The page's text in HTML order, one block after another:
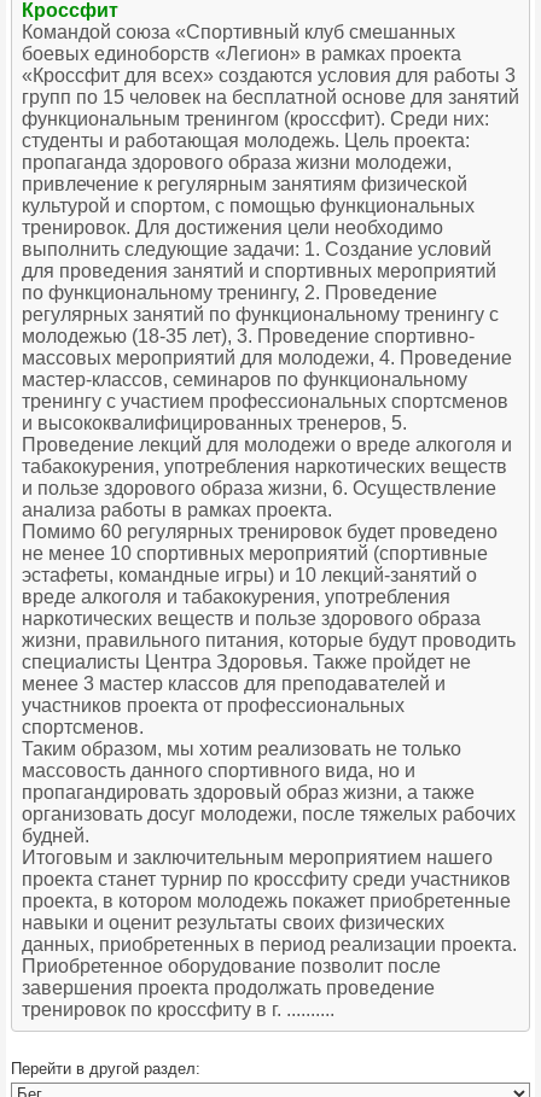
Кроссфит
Командой союза «Спортивный клуб смешанных
боевых единоборств «Легион» в рамках проекта
«Кроссфит для всех» создаются условия для работы 3
групп по 15 человек на бесплатной основе для занятий
функциональным тренингом (кроссфит). Среди них:
студенты и работающая молодежь. Цель проекта:
пропаганда здорового образа жизни молодежи,
привлечение к регулярным занятиям физической
культурой и спортом, с помощью функциональных
тренировок. Для достижения цели необходимо
выполнить следующие задачи: 1. Создание условий
для проведения занятий и спортивных мероприятий
по функциональному тренингу, 2. Проведение
регулярных занятий по функциональному тренингу c
молодежью (18-35 лет), 3. Проведение спортивно-
массовых мероприятий для молодежи, 4. Проведение
мастер-классов, семинаров по функциональному
тренингу с участием профессиональных спортсменов
и высококвалифицированных тренеров, 5.
Проведение лекций для молодежи о вреде алкоголя и
табакокурения, употребления наркотических веществ
и пользе здорового образа жизни, 6. Осуществление
анализа работы в рамках проекта.
Помимо 60 регулярных тренировок будет проведено
не менее 10 спортивных мероприятий (спортивные
эстафеты, командные игры) и 10 лекций-занятий о
вреде алкоголя и табакокурения, употребления
наркотических веществ и пользе здорового образа
жизни, правильного питания, которые будут проводить
специалисты Центра Здоровья. Также пройдет не
менее 3 мастер классов для преподавателей и
участников проекта от профессиональных
спортсменов.
Таким образом, мы хотим реализовать не только
массовость данного спортивного вида, но и
пропагандировать здоровый образ жизни, а также
организовать досуг молодежи, после тяжелых рабочих
будней.
Итоговым и заключительным мероприятием нашего
проекта станет турнир по кроссфиту среди участников
проекта, в котором молодежь покажет приобретенные
навыки и оценит результаты своих физических
данных, приобретенных в период реализации проекта.
Приобретенное оборудование позволит после
завершения проекта продолжать проведение
тренировок по кроссфиту в г. ..........
Перейти в другой раздел: